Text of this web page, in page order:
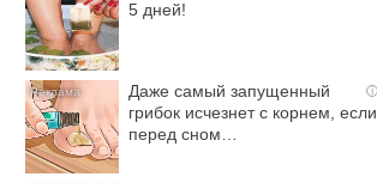
5 дней!
i
Даже самый запущенный
грибок исчезнет с корнем, если
перед сном…